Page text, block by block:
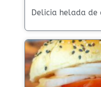
Delicia helada de